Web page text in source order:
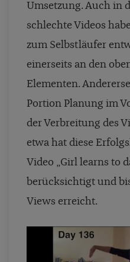
Umsetzung. Auch in
schlechte Videos
zum Selbstläufer
einerseits an den
Elementen.
Portion Planung im
der Verbreitung des
etwa hat diese
Video „Girl learns to
berücksichtigt und
Views erreicht.